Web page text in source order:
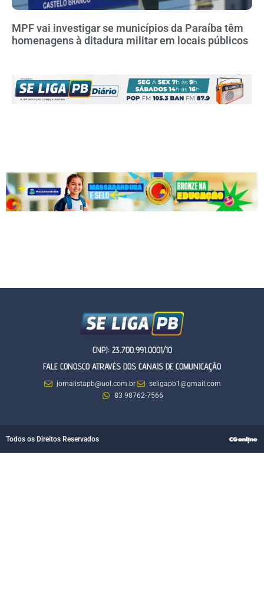
MPF vai investigar se municípios da Paraíba têm
homenagens à ditadura militar em locais públicos
CNPJ: 23.700.991.0001/10
FALE CONOSCO ATRAVÉS DOS CANAIS DE COMUNICAÇÃO
jornalistapb@uol.com.br
seligapb1@gmail.com
83 98762-7566
Todos os Direitos Reservados